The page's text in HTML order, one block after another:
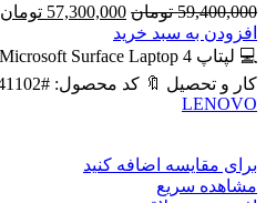
59,400,000 تومان قیمت
اصلی
59,400,000 تومان
57,300,000 تومان
افزودن به سبد خرید
کار و تحصیل 🔖 کد محصول: #41102 📸
LENOVO
برای مقایسه اضافه کنید
مشاهده سریع